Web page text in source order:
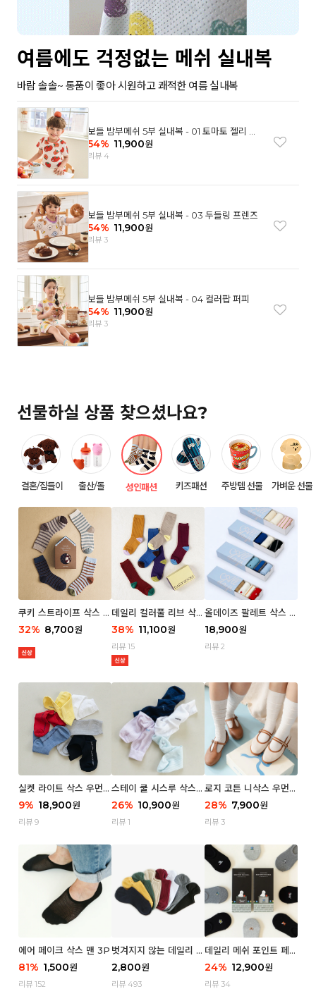
여름에도 걱정없는 메쉬 실내복
바람 솔솔~ 통품이 좋아 시원하고 쾌적한 여름 실내복
보들 밤부메쉬 5부 실내복 - 01 토마토 젤리 베
어
54% 11,900원
리뷰 4
보들 밤부메쉬 5부 실내복 - 03 두들링 프렌즈
54% 11,900원
리뷰 3
보들 밤부메쉬 5부 실내복 - 04 컬러팝 퍼피
54% 11,900원
리뷰 3
선물하실 상품 찾으셨나요?
결혼/집들이 출산/돌 성인패션 키즈패션 주방템 선물 가벼운 선물
쿠키 스트라이프 삭스 우
먼 2P
32% 8,700원
데일리 컬러풀 리브 삭스
우먼 3P 세트
38% 11,100원
리뷰 15
올데이즈 팔레트 삭스 우
먼 5P
18,900원
리뷰 2
실켓 라이트 삭스 우먼 3
P
9% 18,900원
리뷰 9
스테이 쿨 시스루 삭스
우먼 2P
26% 10,900원
리뷰 1
로지 코튼 니삭스 우먼 1
P
28% 7,900원
리뷰 3
에어 페이크 삭스 맨 3P
81% 1,500원
리뷰 152
벗겨지지 않는 데일리 페
이크 삭스 (우먼)
2,800원
리뷰 493
데일리 메쉬 포인트 페이
크 삭스 우먼 4P
24% 12,900원
리뷰 34